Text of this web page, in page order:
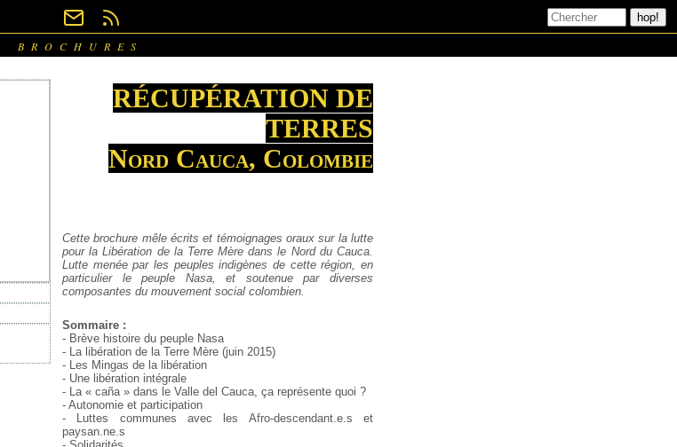
BROCHURES
RÉCUPÉRATION DE
TERRES
Nord Cauca, Colombie
Cette brochure mêle écrits et témoignages oraux sur la lutte
pour la Libération de la Terre Mère dans le Nord du Cauca.
Lutte menée par les peuples indigènes de cette région, en
particulier le peuple Nasa, et soutenue par diverses
composantes du mouvement social colombien.
Sommaire :
- Brève histoire du peuple Nasa
- La libération de la Terre Mère (juin 2015)
- Les Mingas de la libération
- Une libération intégrale
- La « caña » dans le Valle del Cauca, ça représente quoi ?
- Autonomie et participation
- Luttes communes avec les Afro-descendant.e.s et
paysan.ne.s